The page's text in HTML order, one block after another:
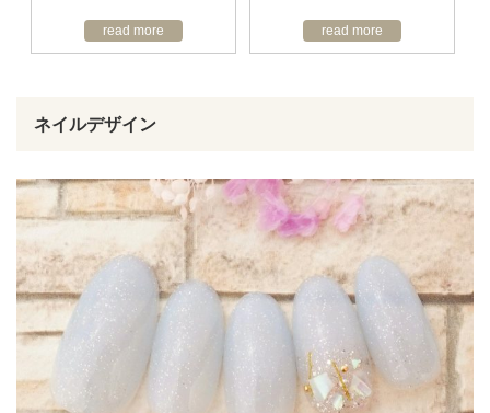
read more read more
ネイルデザイン